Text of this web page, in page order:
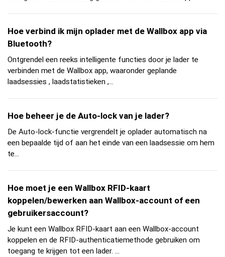
Hoe verbind ik mijn oplader met de Wallbox app via
Bluetooth?
Ontgrendel een reeks intelligente functies door je lader te
verbinden met de Wallbox app, waaronder geplande
laadsessies , laadstatistieken ,...
Hoe beheer je de Auto-lock van je lader?
De Auto-lock-functie vergrendelt je oplader automatisch na
een bepaalde tijd of aan het einde van een laadsessie om hem
te...
Hoe moet je een Wallbox RFID-kaart
koppelen/bewerken aan Wallbox-account of een
gebruikersaccount?
Je kunt een Wallbox RFID-kaart aan een Wallbox-account
koppelen en de RFID-authenticatiemethode gebruiken om
toegang te krijgen tot een lader. ...